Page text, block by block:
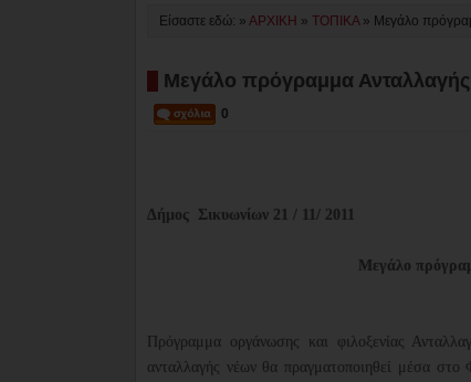
Είσαστε εδώ: » ΑΡΧΙΚΗ » ΤΟΠΙΚΑ» Μεγάλο
Μεγάλο πρόγραμμα
0
Δήμος Σικυωνίων 21 / 11/ 2011
Μεγάλο
Πρόγραμμα οργάνωσης και φιλοξενίας
ανταλλαγής νέων θα πραγματοποιηθεί μέσα